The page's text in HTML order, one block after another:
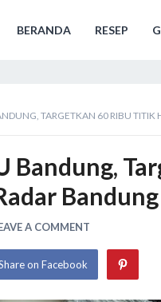
BERANDA RESEP
TARGETKAN 60 RIBU
Bandung,
A COMMENT
on Facebook